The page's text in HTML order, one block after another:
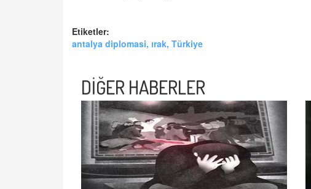
Etiketler:
antalya diplomasi, ırak, Türkiye
DİĞER HABERLER